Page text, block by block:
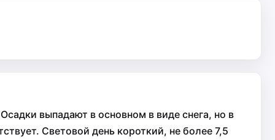
выпадают в основном в виде снега, но в
Световой день короткий, не более 7,5